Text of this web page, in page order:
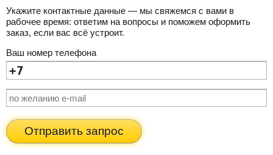
Укажите контактные данные — мы свяжемся с вами в
рабочее время: ответим на вопросы и поможем оформить
заказ, если вас всё устроит.
Ваш номер телефона
Отправить запрос